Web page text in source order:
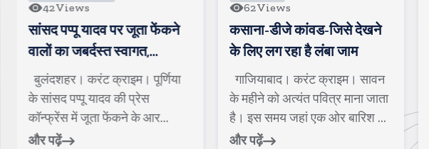
42Views
सांसद पप्पू यादव पर जूता फेंकने
वालों का जबर्दस्त स्वागत,
अखिलेश ने वीडियो पोस्ट कर
बीजेपी पर कसा तंज
बुलंदशहर। करंट क्राइम। पूर्णिया
के सांसद पप्पू यादव की प्रेस
कॉन्फ्रेंस में जूता फेंकने के आर...
और पढ़ें
62Views
कसाना-डीजे कांवड-जिसे देखने
के लिए लग रहा है लंबा जाम
गाजियाबाद। करंट क्राइम। सावन
के महीने को अत्यंत पवित्र माना जाता
है। इस समय जहां एक ओर बारिश ...
और पढ़ें